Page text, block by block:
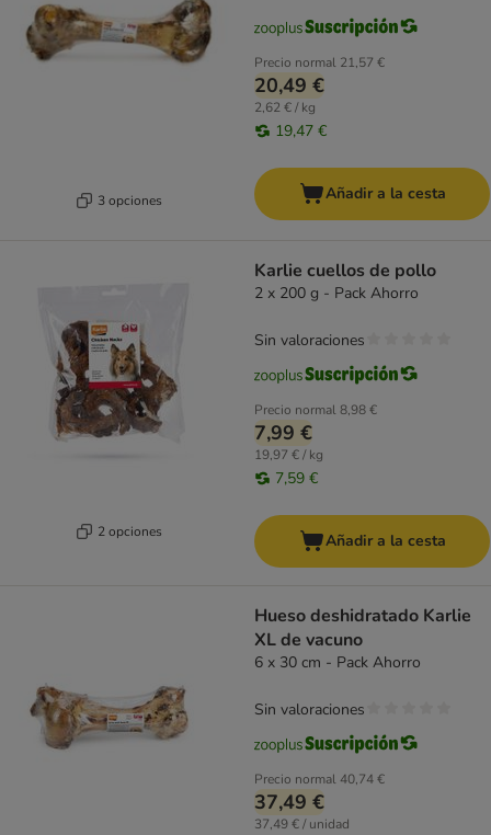
3 opciones
Precio normal 21,57 €
20,49 €
2,62 € / kg
19,47 €
Añadir a la cesta
2 opciones
Karlie cuellos de pollo
2 x 200 g - Pack Ahorro
Precio normal8,98 €
7,99 €
19,97 € / kg
7,59 €
Sin valoraciones
Añadir a la cesta
Hueso deshidratado Karlie
XL de vacuno
6 x 30 cm - Pack Ahorro
Precio normal40,74 €
37,49 €
37,49 € / unidad
Sin valoraciones